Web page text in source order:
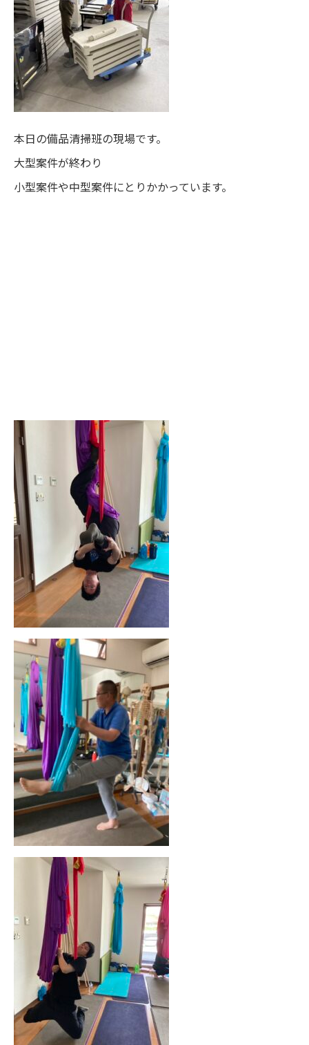
本日の備品清掃班の現場です。
大型案件が終わり
小型案件や中型案件にとりかかっています。